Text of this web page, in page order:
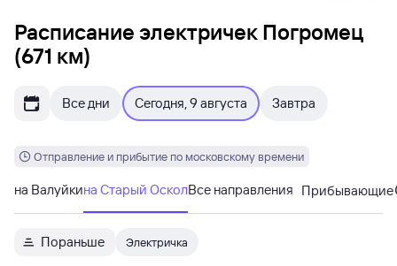
Расписание электричек Погромец
(671 км)
Все дни Сегодня, 9 августа Завтра
Отправление и прибытие по московскому времени
на Валуйкина Старый ОсколВсе направления Прибывающие
Пораньше Электричка